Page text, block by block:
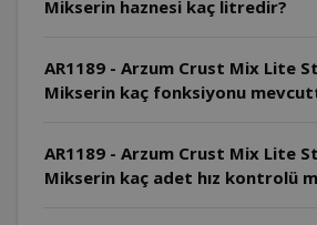
Mikserin haznesi kaç litredir?
AR1189 - Arzum Crust Mix Lite
Mikserin kaç fonksiyonu
AR1189 - Arzum Crust Mix Lite
Mikserin kaç adet hız kontrolü